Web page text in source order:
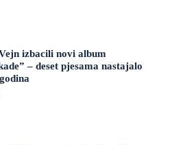
izbacili novi album
– deset pjesama nastajalo